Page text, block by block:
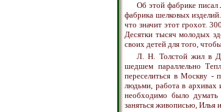
Об этой фабрике писал
фабрика шелковых
что значит этот грохот.
Десятки тысяч молодых
своих детей для того,
Л. Н. Толстой жил в
шедшем параллельно
переселиться в Москву -
людьми, работа в архивах
необходимо было думать
заняться живописью,